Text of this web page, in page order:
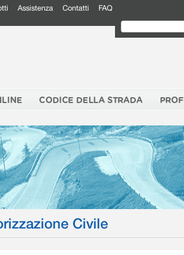
Assistenza Contatti FAQ
CODICE DELLA STRADA
Civile